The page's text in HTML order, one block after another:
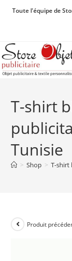
Toute l'équipe de
T-shirt
Tunisie
> Shop > T-shirt
Produit